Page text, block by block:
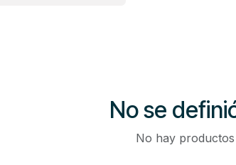
No se
No hay